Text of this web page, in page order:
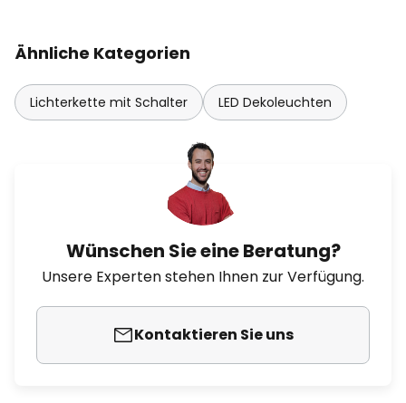
Ähnliche Kategorien
Lichterkette mit Schalter LED Dekoleuchten
Wünschen Sie eine Beratung?
Unsere Experten stehen Ihnen zur Verfügung.
Kontaktieren Sie uns